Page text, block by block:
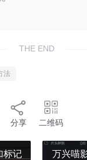
THE END
法
分享 二维码
标记
万兴喵